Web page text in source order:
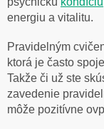
energiu a vitalitu.
Pravidelným
ktorá je často
Takže či už ste
zavedenie
môže pozitívne